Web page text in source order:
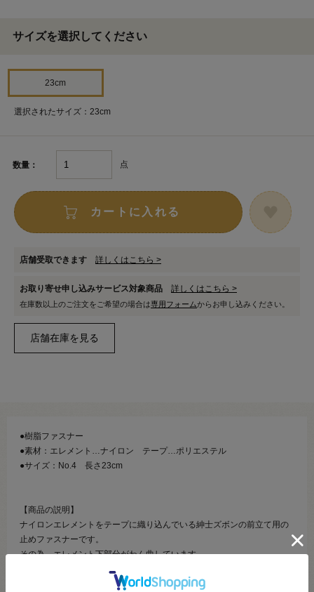
サイズを選択してください
23cm
選択されたサイズ：23cm
数量： 点
カートに入れる
店舗受取できます 詳しくはこちら >
お取り寄せ申し込みサービス対象商品 詳しくはこちら >
在庫数以上のご注文をご希望の場合は専用フォームからお申し込みください。
●樹脂ファスナー
●素材：エレメント…ナイロン テープ…ポリエステル
●サイズ：No.4 長さ23cm
【商品の説明】
ナイロンエレメントをテープに織り込んでいる紳士ズボンの前立て用の
止めファスナーです。
その為、エレメント下部分がわん曲しています。
スタンダードなコイルファスナーより薄く、スラックスなどに適してい